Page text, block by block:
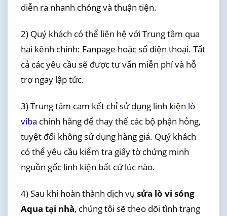
diễn ra nhanh chóng và thuận tiện.
2) Quý khách có thể liên hệ với Trung tâm qua
hai kênh chính: Fanpage hoặc số điện thoại. Tất
cả các yêu cầu sẽ được tư vấn miễn phí và hỗ
trợ ngay lập tức.
3) Trung tâm cam kết chỉ sử dụng linh kiện lò
viba chính hãng để thay thế các bộ phận hỏng,
tuyệt đối không sử dụng hàng giả. Quý khách
có thể yêu cầu kiểm tra giấy tờ chứng minh
nguồn gốc linh kiện bất cứ lúc nào.
4) Sau khi hoàn thành dịch vụ sửa lò vi sóng
Aqua tại nhà, chúng tôi sẽ theo dõi tình trạng